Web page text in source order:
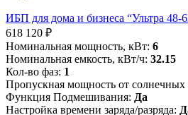
ИБП для дома и бизнеса “Ультра 48-
618 120 ₽
Номинальная мощность, кВт: 6
Номинальная емкость, кВт/ч: 32.15
Кол-во фаз: 1
Пропускная мощность от солнечных
Функция Подмешивания: Да
Настройка времени заряда/разряда: